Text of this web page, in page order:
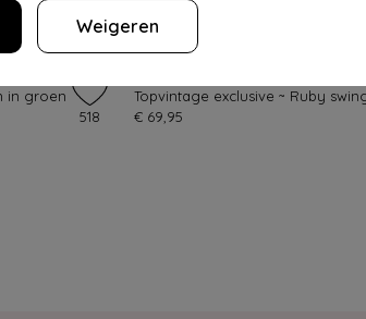
Weigeren
in groen
518
€ 69,95